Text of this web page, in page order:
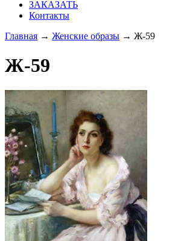
ЗАКАЗАТЬ
Контакты
Главная → Женские образы → Ж-59
Ж-59